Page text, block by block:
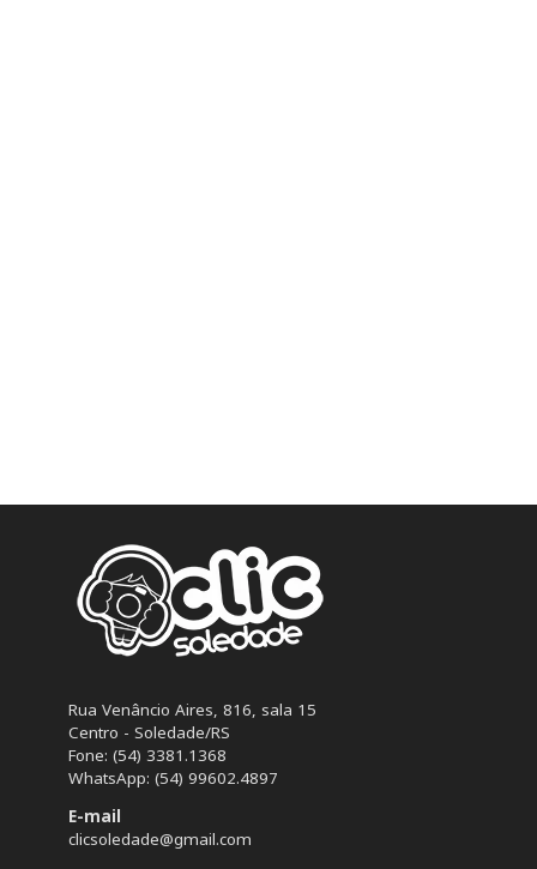
Rua Venâncio Aires, 816, sala 15
Centro - Soledade/RS
Fone: (54) 3381.1368
WhatsApp: (54) 99602.4897
E-mail
clicsoledade@gmail.com